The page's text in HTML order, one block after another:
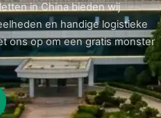
in China bieden wij
en handige logistieke
ons op om een gratis monster